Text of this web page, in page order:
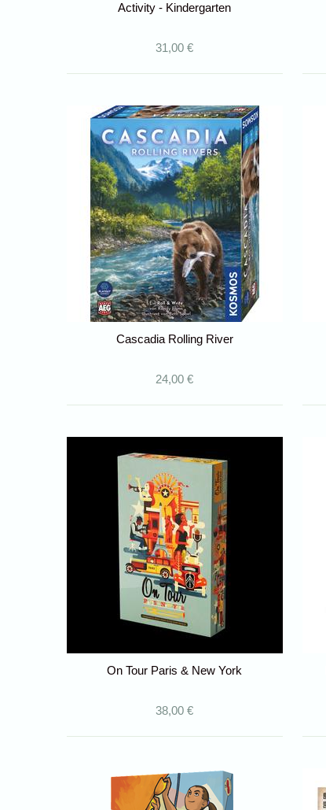
Activity - Kindergarten
31,00 €
Cascadia Rolling River
24,00 €
On Tour Paris & New York
38,00 €